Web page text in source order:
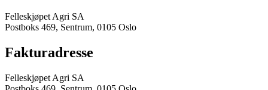
Felleskjøpet Agri SA
Postboks 469, Sentrum, 0105 Oslo
Fakturadresse
Felleskjøpet Agri SA